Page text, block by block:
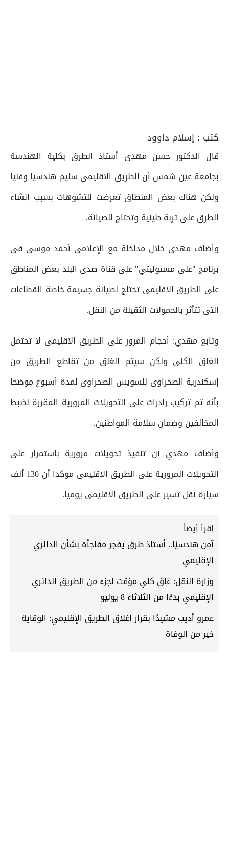
كتب : إسلام داوود
قال الدكتور حسن مهدى أستاذ الطرق بكلية الهندسة
بجامعة عين شمس أن الطريق الاقليمى سليم هندسيا وفنيا
ولكن هناك بعض المنطاق تعرضت للتشوهات بسبب إنشاء
الطرق على تربة طينية وتحتاج للصيانة.
وأضاف مهدى خلال مداخلة مع الإعلامى أحمد موسى فى
برنامج "على مسئوليتي" على قناة صدى البلد بعض المناطق
على الطريق الاقليمى تحتاج لصيانة جسيمة خاصة القطاعات
التى تتأثر بالحمولات الثقيلة من النقل.
وتابع مهدي: أحجام المرور على الطريق الاقليمى لا تحتمل
الغلق الكلى ولكن سيتم الغلق من تقاطع الطريق من
إسكندرية الصحراوى للسويس الصحراوى لمدة أسبوع موضحا
بأنه تم تركيب رادرات على التحويلات المرورية المقررة لضبط
المخالفين وضمان سلامة المواطنين.
وأضاف مهدي أن تنفيذ تحويلات مرورية باستمرار على
التحويلات المرورية على الطريق الاقليمى مؤكدا أن 130 ألف
سيارة نقل تسير على الطريق الاقليمى يوميا.
إقرأ أيضاً
آمن هندسيًا.. أستاذ طرق يفجر مفاجأة بشأن الدائري
الإقليمي
وزارة النقل: غلق كلي مؤقت لجزء من الطريق الدائري
الإقليمي بدءًا من الثلاثاء 8 يوليو
عمرو أديب مشيدًا بقرار إغلاق الطريق الإقليمي: الوقاية
خير من الوفاة